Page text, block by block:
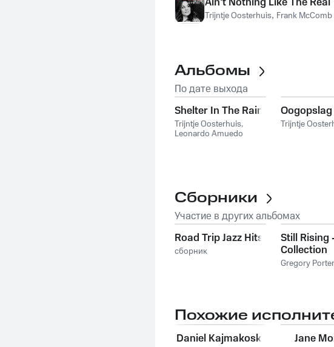
Trijntje Oosterhuis, Frank McComb
Альбомы
По дате выхода
Shelter In The Rain
Trijntje Oosterhuis,
Leonardo Amuedo
Oogopslag
Trijntje
Сборники
Участие в других альбомах
Road Trip Jazz Hits
сборник
Still Rising
Collection
Gregory Porter
Похожие
Daniel Kajmakoski Jane